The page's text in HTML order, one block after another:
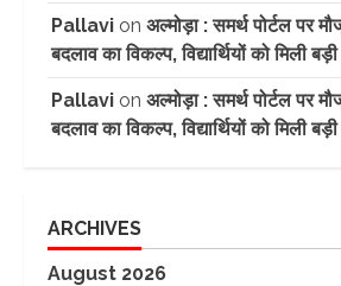
Pallavi on अल्मोड़ा : समर्थ पोर्टल पर
बदलाव का विकल्प, विद्यार्थियों को मिली
Pallavi on अल्मोड़ा : समर्थ पोर्टल पर
बदलाव का विकल्प, विद्यार्थियों को मिली
ARCHIVES
August 2026